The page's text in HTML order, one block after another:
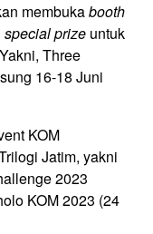
membukabooth
special prize untuk
Three
16-18 Juni
KOM
Jatim, yakni
2023
KOM 2023 (24